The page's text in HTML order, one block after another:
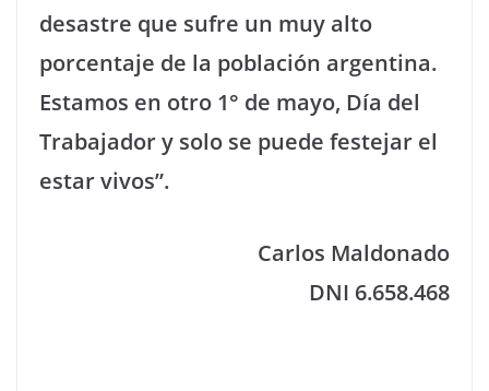
desastre que sufre un muy alto
porcentaje de la población argentina.
Estamos en otro 1° de mayo, Día del
Trabajador y solo se puede festejar el
estar vivos”.
Carlos Maldonado
DNI 6.658.468